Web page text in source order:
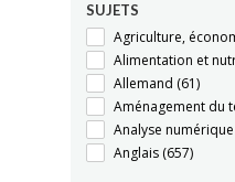
SUJETS
Agriculture,
Alimentation et
Allemand (61)
Aménagement du
Analyse numérique
Anglais (657)